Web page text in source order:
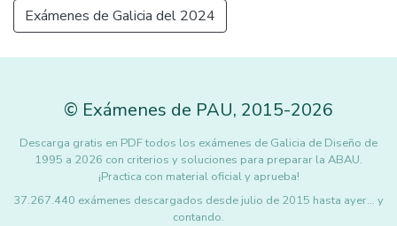
Exámenes de Galicia del 2024
© Exámenes de PAU, 2015-2026
Descarga gratis en PDF todos los exámenes de Galicia de Diseño de
1995 a 2026 con criterios y soluciones para preparar la ABAU.
¡Practica con material oficial y aprueba!
37.267.440 exámenes descargados desde julio de 2015 hasta ayer... y
contando.